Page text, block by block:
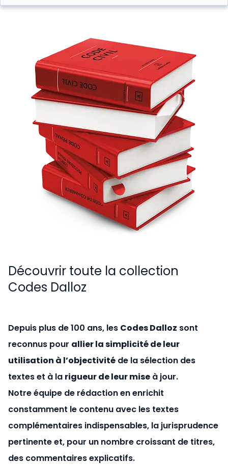
Découvrir toute la collection
Codes Dalloz
Depuis plus de 100 ans, les Codes Dalloz sont
reconnus pour allier la simplicité de leur
utilisation à l’objectivité de la sélection des
textes et à la rigueur de leur mise à jour.
Notre équipe de rédaction en enrichit
constamment le contenu avec les textes
complémentaires indispensables, la jurisprudence
pertinente et, pour un nombre croissant de titres,
des commentaires explicatifs.